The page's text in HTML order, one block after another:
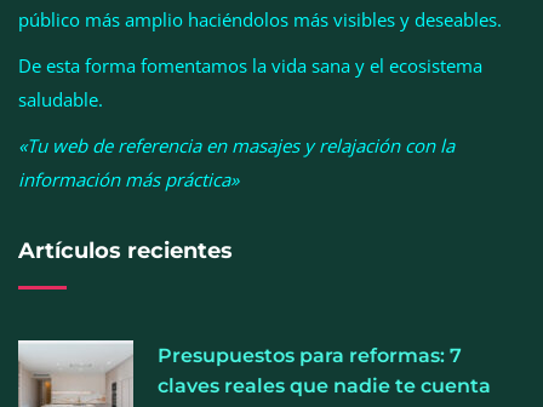
Cistitis en verano: hidratación, higiene y evitar la
humedad prolongada, claves para prevenir una de
las infecciones más frecuentes
público más amplio haciéndolos más visibles y deseables.
De esta forma fomentamos la vida sana y el ecosistema
saludable.
«Tu web de referencia en masajes y relajación con la
información más práctica»
Artículos recientes
Presupuestos para reformas: 7
claves reales que nadie te cuenta